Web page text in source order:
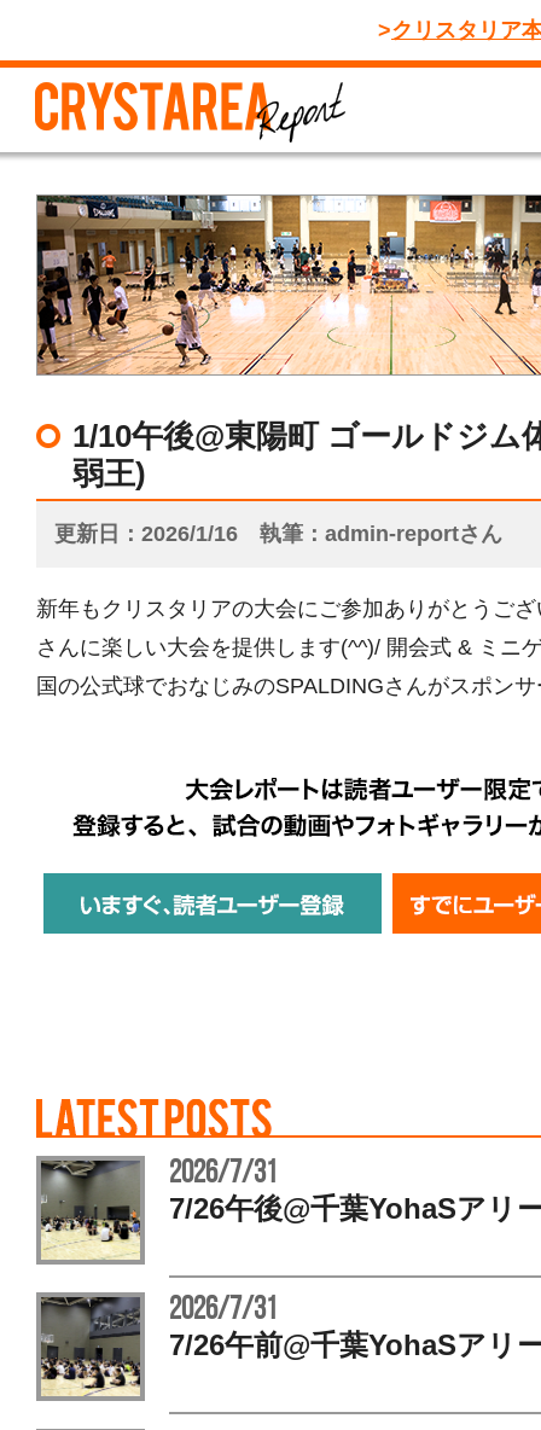
クリスタリア
1/10午後@東陽町 ゴールドジ
弱王)
更新日 2026/1/16 執筆 admin-reportさん
新年もクリスタリアの大会にご参加ありがとうご
さんに楽しい大会を提供します(^^)/ 開会式 & ミニ
国の公式球でおなじみのSPALDINGさんがスポン
2026/7/31
7/26午後@千葉YohaSア
2026/7/31
7/26午前@千葉YohaSア